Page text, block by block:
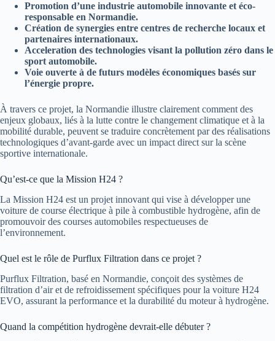
Promotion d’une industrie automobile innovante et éco-
responsable en Normandie.
Création de synergies entre centres de recherche locaux et
partenaires internationaux.
Acceleration des technologies visant la pollution zéro dans le
sport automobile.
Voie ouverte à de futurs modèles économiques basés sur
l’énergie propre.
À travers ce projet, la Normandie illustre clairement comment des
enjeux globaux, liés à la lutte contre le changement climatique et à la
mobilité durable, peuvent se traduire concrètement par des réalisations
technologiques d’avant-garde avec un impact direct sur la scène
sportive internationale.
Qu’est-ce que la Mission H24 ?
La Mission H24 est un projet innovant qui vise à développer une
voiture de course électrique à pile à combustible hydrogène, afin de
promouvoir des courses automobiles respectueuses de
l’environnement.
Quel est le rôle de Purflux Filtration dans ce projet ?
Purflux Filtration, basé en Normandie, conçoit des systèmes de
filtration d’air et de refroidissement spécifiques pour la voiture H24
EVO, assurant la performance et la durabilité du moteur à hydrogène.
Quand la compétition hydrogène devrait-elle débuter ?